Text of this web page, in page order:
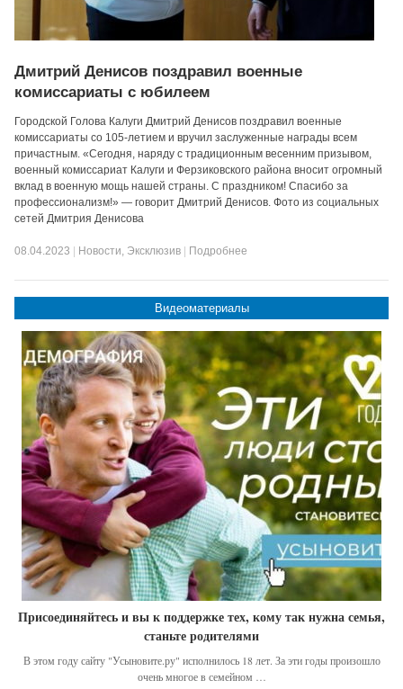
Дмитрий Денисов поздравил военные
комиссариаты с юбилеем
Городской Голова Калуги Дмитрий Денисов поздравил военные
комиссариаты со 105-летием и вручил заслуженные награды всем
причастным. «Сегодня, наряду с традиционным весенним призывом,
военный комиссариат Калуги и Ферзиковского района вносит огромный
вклад в военную мощь нашей страны. С праздником! Спасибо за
профессионализм!» — говорит Дмитрий Денисов. Фото из социальных
сетей Дмитрия Денисова
08.04.2023 Новости, Эксклюзив Подробнее
Видеоматериалы
Присоединяйтесь и вы к поддержке тех, кому так нужна семья,
станьте родителями
В этом году сайту "Усыновите.ру" исполнилось 18 лет. За эти годы произошло
очень многое в семейном …